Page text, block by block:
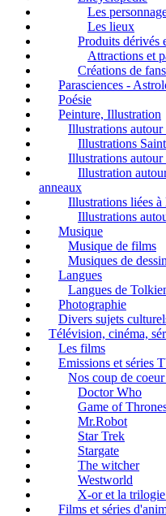
Les
Les lieux
Produits dérivés
Attractions et
Créations de fans
Parasciences -
Poésie
Peinture, Illustration
Illustrations autour
Illustrations
Illustrations autour
Illustration
anneaux
Illustrations liées à
Illustrations
Musique
Musique de films
Musiques de
Langues
Langues de
Photographie
Divers sujets
Télévision, cinéma,
Les films
Emissions et séries
Nos coup de
Doctor Who
Game of
Mr.Robot
Star Trek
Stargate
The witcher
Westworld
X-or et la trilogie
Films et séries